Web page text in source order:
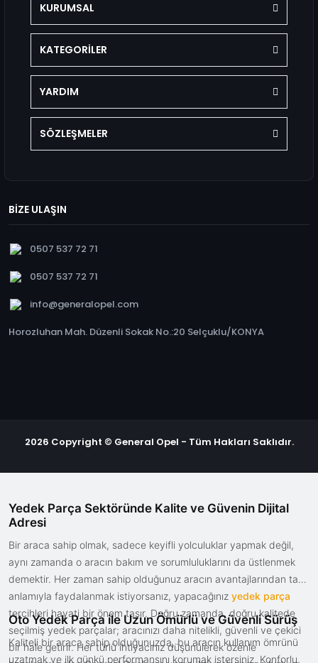
KURUMSAL
KATEGORİLER
YARDIM
SÖZLEŞMELER
BİZE ULAŞIN
0507 537 72 71
0507 537 72 71
info@generalopel.com
Horozluhan Mah. Düzenli Sokak No.:20 Selçuklu/KONYA
2026 Copyright © General Opel - Tüm Hakları Saklıdır.
Yedek Parça Sektöründe Kalite ve Güvenin Dijital
Adresi
Bir araca sahip olmak, sadece keyifli yolculuklar yapmak değil,
aynı zamanda o aracın bakım ve sorumluluklarını da üstlenmek
demektir. Her zaman sahip olduğunuz aracın avantajlarından tam
anlamıyla faydalanmak istiyorsanız, yapacağınız yedek parça
tercihleri hayati bir önem taşır. Doğru zamanda, doğru kalitede
seçilmiş yedek parçalar; aracınızı daha nitelikli, güvenli ve çekici
bir hale getirir. Her türlü ihtiyacınız düşünülerek özenle
Oto Yedek Parça ile Uzun Ömürlü ve Güvenli Sürüş
Kaliteli bir araca sahip olduğunuzda, bu aracın kullanım ömrünü
uzatmak ve ilk günkü performansını korumak istersiniz. Konforlu,